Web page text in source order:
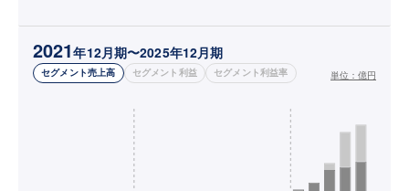
2021年12月期〜2025年12月期
セグメント売上高 セグメント利益 セグメント利益率 単位： 億円